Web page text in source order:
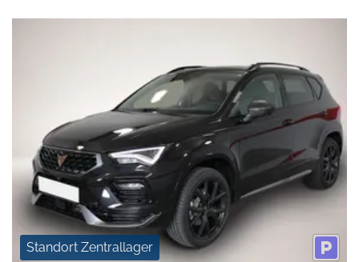
Standort Zentrallager